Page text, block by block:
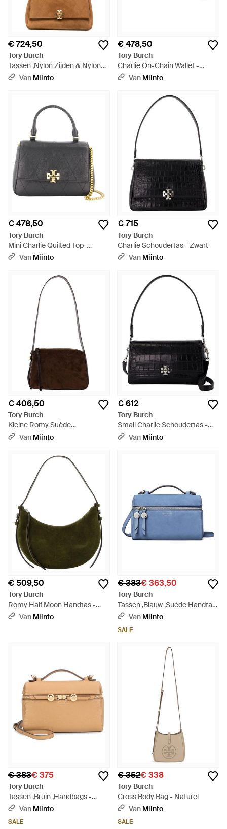
€ 724,50
Tory Burch
Tassen ,Nylon Zijden & Nylon
Schoudertas - Bruin
Van Miinto
€ 478,50
Tory Burch
Charlie On-Chain Wallet -
Groen
Van Miinto
€ 478,50
Tory Burch
Mini Charlie Quilted Top-
Handle Crossbody - Zwart
Van Miinto
€ 715
Tory Burch
Charlie Schoudertas - Zwart
Van Miinto
€ 406,50
Tory Burch
Kleine Romy Suède
Schoudertas - Bruin
Van Miinto
€ 612
Tory Burch
Small Charlie Schoudertas -
Zwart
Van Miinto
€ 509,50
Tory Burch
Romy Half Moon Handtas -
Groen
Van Miinto
€ 383€ 363,50
Tory Burch
Tassen ,Blauw ,Suède Handtas
Met Plat Handvat En
Van Miinto
SALE
€ 383€ 375
Tory Burch
Tassen ,Bruin ,Handbags -
Naturel
Van Miinto
SALE
€ 352€ 338
Tory Burch
Cross Body Bag - Naturel
Van Miinto
SALE